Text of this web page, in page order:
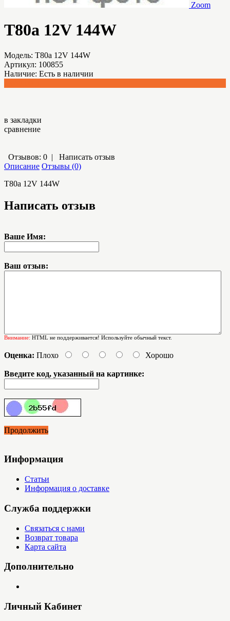
Zoom
T80a 12V 144W
Модель: T80a 12V 144W
Артикул: 100855
Наличие: Есть в наличии
в закладки
сравнение
Отзывов: 0 | Написать отзыв
Описание Отзывы (0)
T80a 12V 144W
Написать отзыв
Ваше Имя:
Ваш отзыв:
Внимание: HTML не поддерживается! Используйте обычный текст.
Оценка: Плохо Хорошо
Введите код, указанный на картинке:
Продолжить
Информация
Статьи
Информация о доставке
Служба поддержки
Связаться с нами
Возврат товара
Карта сайта
Дополнительно
Личный Кабинет